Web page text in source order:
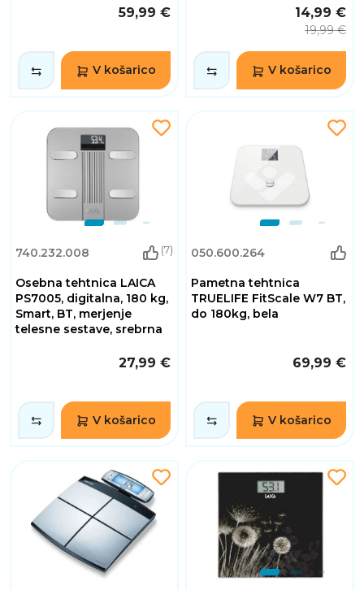
59,99 €
V košarico
14,99 €
19,99 €
V košarico
740.232.008 (7)
Osebna tehtnica LAICA
PS7005, digitalna, 180 kg,
Smart, BT, merjenje
telesne sestave, srebrna
27,99 €
V košarico
050.600.264
Pametna tehtnica
TRUELIFE FitScale W7 BT,
do 180kg, bela
69,99 €
V košarico